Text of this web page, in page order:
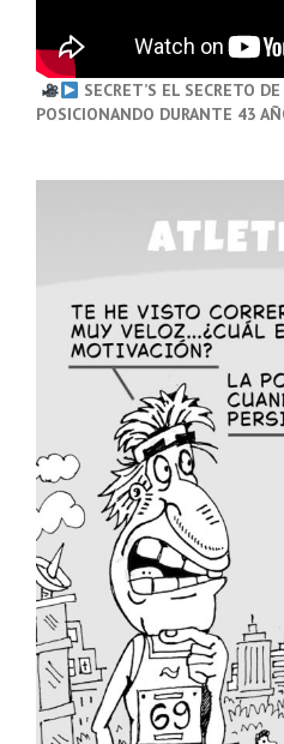
SECRET’S EL SECRETO
POSICIONANDO DURANTE 43